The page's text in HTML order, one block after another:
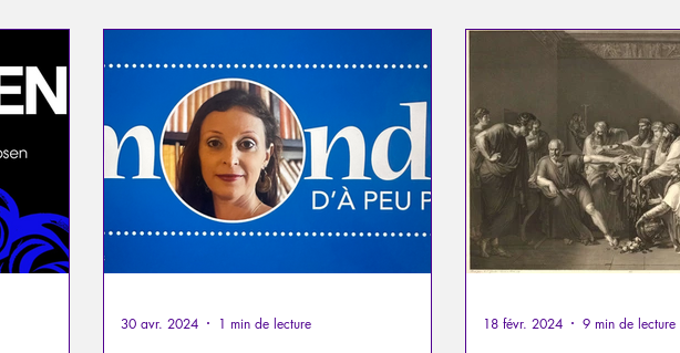
30 avr. 2024 1 min de lecture 18 févr. 2024 9 min de lecture